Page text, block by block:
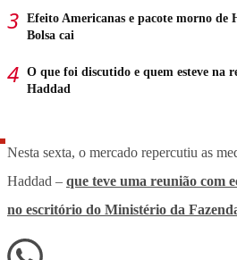
Efeito Americanas e pacote morno de
Bolsa cai
O que foi discutido e quem esteve na
Haddad
Nesta sexta, o mercado repercutiu as
Haddad – que teve uma reunião com
no escritório do Ministério da